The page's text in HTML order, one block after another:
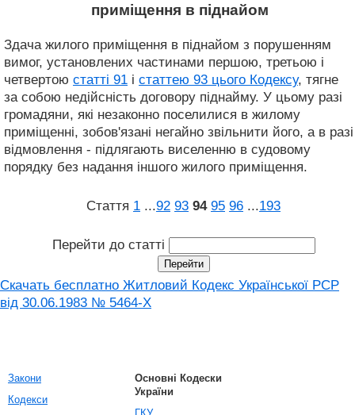
приміщення в піднайом
Здача жилого приміщення в піднайом з порушенням
вимог, установлених частинами першою, третьою і
четвертою статті 91 і статтею 93 цього Кодексу, тягне
за собою недійсність договору піднайму. У цьому разі
громадяни, які незаконно поселилися в жилому
приміщенні, зобов'язані негайно звільнити його, а в разі
відмовлення - підлягають виселенню в судовому
порядку без надання іншого жилого приміщення.
Стаття 1 ...92 93 94 95 96 ...193
Перейти до статті
Скачать бесплатно Житловий Кодекс Української РСР
від 30.06.1983 № 5464-X
Закони
Кодекси
Основні Кодески
України